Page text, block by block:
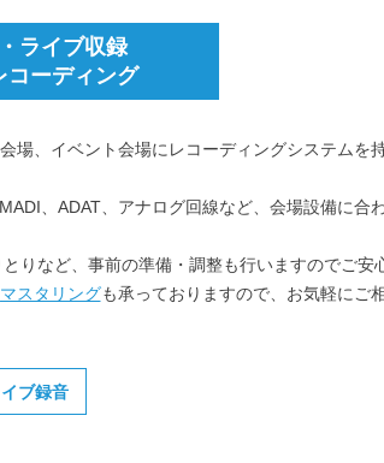
ライブ収録
コーディング
場、イベント会場にレコーディングシステムを
、ADAT、アナログ回線など、会場設備に合
りなど、事前の準備・調整も行いますのでご安
マスタリングも承っておりますので、お気軽にご
ブ録音